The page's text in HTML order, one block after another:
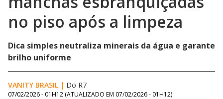
no piso após a limpeza
Dica simples neutraliza minerais da água e garante
brilho uniforme
VANITY BRASIL | Do R7
07/02/2026 - 01H12 (ATUALIZADO EM 07/02/2026 - 01H12)